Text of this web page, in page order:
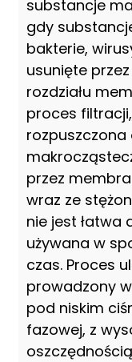
substancje
gdy
bakterie,
usunięte
rozdziału
proces
przez
wraz ze
nie jest łatwa
używana w
czas. Proces
prowadzony
pod niskim
fazowej, z